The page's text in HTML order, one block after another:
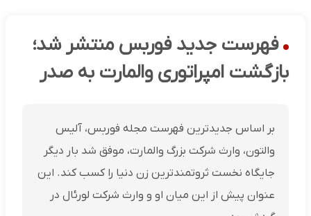
فهرست جدید فوربس منتشر شد؛
بازگشت امپراتوری والمارت به صدر
بر اساس جدیدترین فهرست مجله فوربس، آلیس
والتون، وارث شرکت بزرگ والمارت، موفق شد بار دیگر
جایگاه نخست ثروتمندترین زن دنیا را کسب کند. این
عنوان پیش از این میان او و وارث شرکت لورئال در